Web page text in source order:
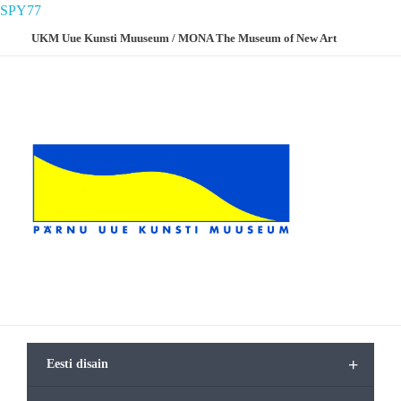
SPY77
UKM Uue Kunsti Muuseum / MONA The Museum of New Art
+
Eesti disain